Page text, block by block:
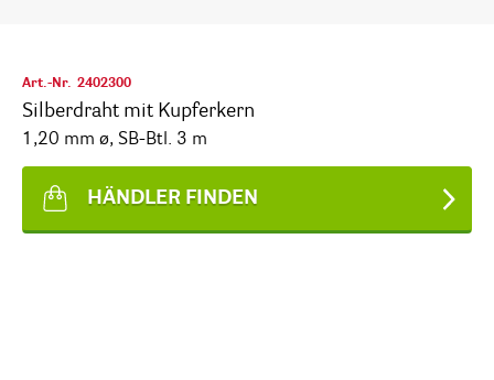
Art.-Nr. 2402300
Silberdraht mit Kupferkern
1,20 mm ø, SB-Btl. 3 m
HÄNDLER FINDEN